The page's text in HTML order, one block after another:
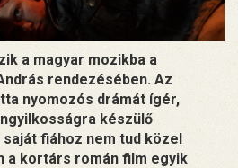
a magyar mozikba a
rendezésében. Az
nyomozós drámát ígér,
készülő
fiához nem tud közel
a kortárs román film egyik